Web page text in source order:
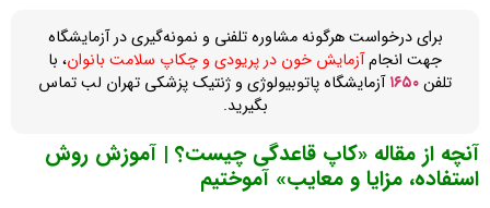
برای درخواست هرگونه مشاوره تلفنی و نمونه‌گیری در آزمایشگاه
جهت انجامآزمایش خون در پریودی و چکاپ سلامت بانوان، با
تلفن۱۶۵۰ آزمایشگاه پاتوبیولوژی و ژنتیک پزشکی تهران لب تماس
بگیرید.
آنچه از مقاله «کاپ قاعدگی چیست؟ | آموزش روش
استفاده، مزایا و معایب» آموختیم